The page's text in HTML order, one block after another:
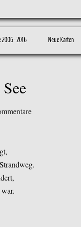
- 2016 Neue Karten